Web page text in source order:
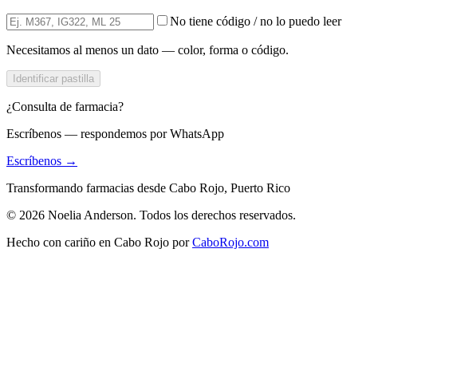
No tiene código / no lo puedo leer
Necesitamos al menos un dato — color, forma o código.
Identificar pastilla
¿Consulta de farmacia?
Escríbenos — respondemos por WhatsApp
Escríbenos →
Transformando farmacias desde Cabo Rojo, Puerto Rico
© 2026 Noelia Anderson. Todos los derechos reservados.
Hecho con cariño en Cabo Rojo por CaboRojo.com